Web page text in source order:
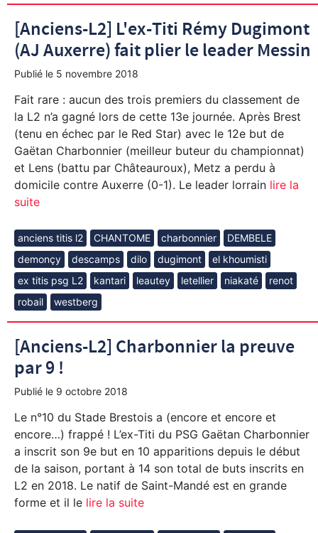
[Anciens-L2] L'ex-Titi Rémy Dugimont
(AJ Auxerre) fait plier le leader Messin
Publié le 5 novembre 2018
Fait rare : aucun des trois premiers du classement de
la L2 n’a gagné lors de cette 13e journée. Après Brest
(tenu en échec par le Red Star) avec le 12e but de
Gaëtan Charbonnier (meilleur buteur du championnat)
et Lens (battu par Châteauroux), Metz a perdu à
domicile contre Auxerre (0-1). Le leader lorrain lire la
suite
anciens titis l2 CHANTOME charbonnier
DEMBELE
demonçy
descamps dilo dugimont
el khoumisti
ex titis psg L2
kantari leautey letellier niakaté
renot
robail
westberg
[Anciens-L2] Charbonnier la preuve
par 9 !
Publié le 9 octobre 2018
Le n°10 du Stade Brestois a (encore et encore et
encore…) frappé ! L’ex-Titi du PSG Gaëtan Charbonnier
a inscrit son 9e but en 10 apparitions depuis le début
de la saison, portant à 14 son total de buts inscrits en
L2 en 2018. Le natif de Saint-Mandé est en grande
forme et il le lire la suite